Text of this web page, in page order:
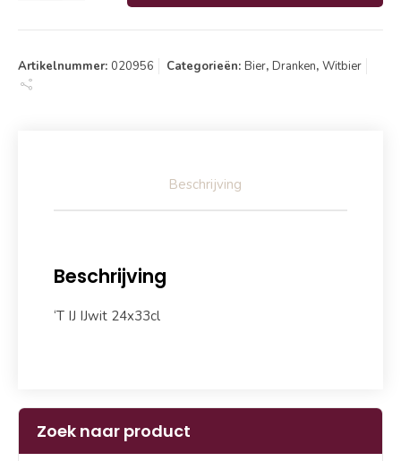
Artikelnummer: 020956 Categorieën: Bier, Dranken, Witbier
Beschrijving
Beschrijving
‘T IJ IJwit 24x33cl
Zoek naar product